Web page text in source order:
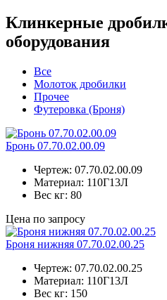
Клинкерные
оборудования
Все
Молоток дробилки
Прочее
Футеровка (Броня)
Бронь 07.70.02.00.09
Чертеж: 07.70.02.00.09
Материал: 110Г13Л
Вес кг: 80
Цена по запросу
Броня нижняя 07.70.02.00.25
Чертеж: 07.70.02.00.25
Материал: 110Г13Л
Вес кг: 150